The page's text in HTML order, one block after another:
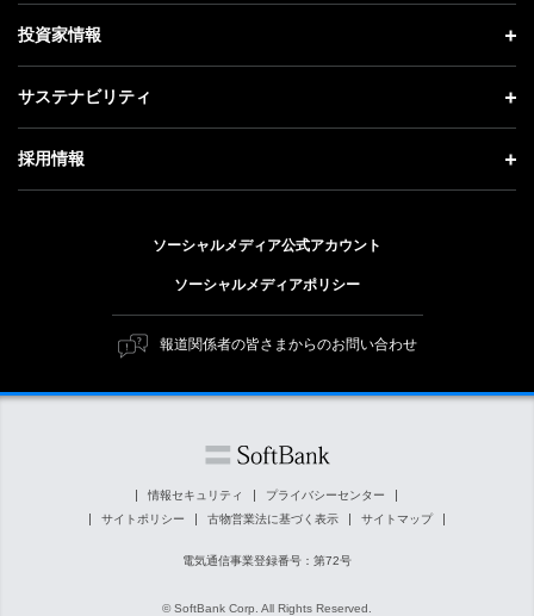
更新情報
記者説明会
社長メッセージ
事業紹介
ガバナンス
理念・ビジョン・戦略 トップ
成長戦略「Activate AI for Society」
人材戦略
投資家情報
投資家情報 トップ
経営方針
個人投資家の皆さまへ
株式と社債について
サステナビリティ
サステナビリティ トップ
トップメッセージ
ESG方針・体制
マテリアリティ（重要課題）
ESGの主な取り組み
外部評価・イニシアチブ
採用情報
障がい者採用
ソフトバンク クルー採用
ソーシャルメディア公式アカウント
ソーシャルメディアポリシー
報道関係者の皆さまからのお問い合わせ
情報セキュリティ
プライバシーセンター
サイトポリシー
古物営業法に基づく表示 サイトマップ
電気通信事業登録番号：第72号
© SoftBank Corp. All Rights Reserved.